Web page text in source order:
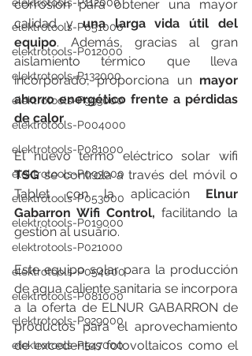
elektrotools-P051000
elektrotools-P012000
elektrotools-P132000
elektrotools-P993000
elektrotools-P004000
elektrotools-P081000
elektrotools-P093000
elektrotools-P053000
elektrotools-P019000
elektrotools-P021000
elektrotools-P054000
elektrotools-P081000
elektrotools-P929000
elektrotools-P547000
corrosión para obtener una mayor
calidad y una larga vida útil del
equipo. Además, gracias al gran
aislamiento térmico que lleva
incorporado, proporciona un mayor
ahorro energético frente a pérdidas
de calor.
TSG se controla a través del móvil o
Tablet con la aplicación Elnur
Gabarron Wifi Control, facilitando la
gestión al usuario.
Este equipo solar para la producción
de agua caliente sanitaria se incorpora
a la oferta de ELNUR GABARRON de
productos para el aprovechamiento
de excedentes fotovoltaicos como el